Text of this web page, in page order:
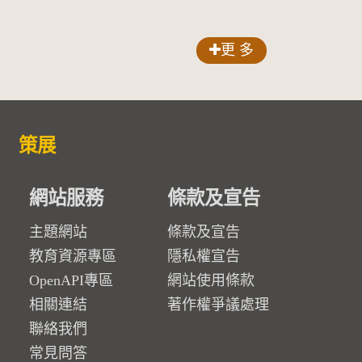
更 多
策展
網站服務
主題網站
教育資源專區
OpenAPI專區
相關連結
聯絡我們
常見問答
條款及宣告
條款及宣告
隱私權宣告
網站使用條款
著作權爭議處理